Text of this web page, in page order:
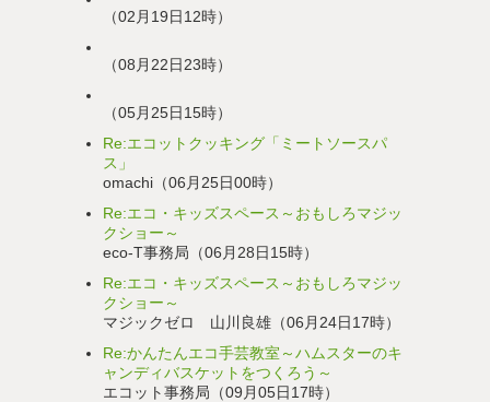
（02月19日12時）
（08月22日23時）
（05月25日15時）
Re:エコットクッキング「ミートソースパ
ス」
omachi（06月25日00時）
Re:エコ・キッズスペース～おもしろマジッ
クショー～
eco-T事務局（06月28日15時）
Re:エコ・キッズスペース～おもしろマジッ
クショー～
マジックゼロ 山川良雄（06月24日17時）
Re:かんたんエコ手芸教室～ハムスターのキ
ャンディバスケットをつくろう～
エコット事務局（09月05日17時）